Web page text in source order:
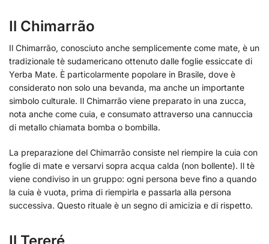
Il Chimarrão
Il Chimarrão, conosciuto anche semplicemente come mate, è un
tradizionale tè sudamericano ottenuto dalle foglie essiccate di
Yerba Mate. È particolarmente popolare in Brasile, dove è
considerato non solo una bevanda, ma anche un importante
simbolo culturale. Il Chimarrão viene preparato in una zucca,
nota anche come cuia, e consumato attraverso una cannuccia
di metallo chiamata bomba o bombilla.
La preparazione del Chimarrão consiste nel riempire la cuia con
foglie di mate e versarvi sopra acqua calda (non bollente). Il tè
viene condiviso in un gruppo: ogni persona beve fino a quando
la cuia è vuota, prima di riempirla e passarla alla persona
successiva. Questo rituale è un segno di amicizia e di rispetto.